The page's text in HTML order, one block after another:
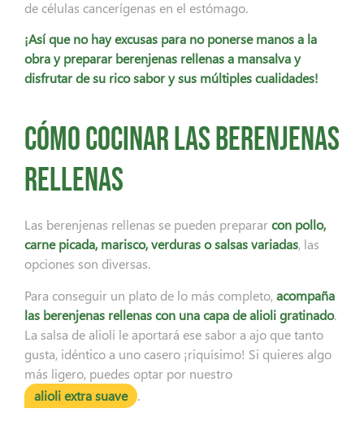
de células cancerígenas en el estómago.
¡Así que no hay excusas para no ponerse manos a la
obra y preparar berenjenas rellenas a mansalva y
disfrutar de su rico sabor y sus múltiples cualidades!
Cómo cocinar las berenjenas
rellenas
Las berenjenas rellenas se pueden prepararcon pollo,
carne picada, marisco, verduras o salsas variadas, las
opciones son diversas.
Para conseguir un plato de lo más completo,acompaña
las berenjenas rellenas con una capa de alioli gratinado.
La salsa de alioli le aportará ese sabor a ajo que tanto
gusta, idéntico a uno casero ¡riquísimo! Si quieres algo
más ligero, puedes optar por nuestro
alioli extra suave
.